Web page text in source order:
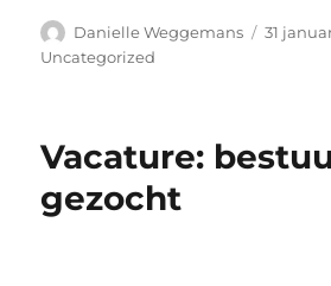
Auteur
Danielle Weggemans 31
Uncategorized
Vacature:
gezocht